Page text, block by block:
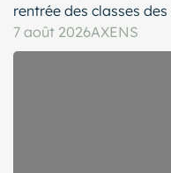
rentrée des classes
7 août 2026AXENS